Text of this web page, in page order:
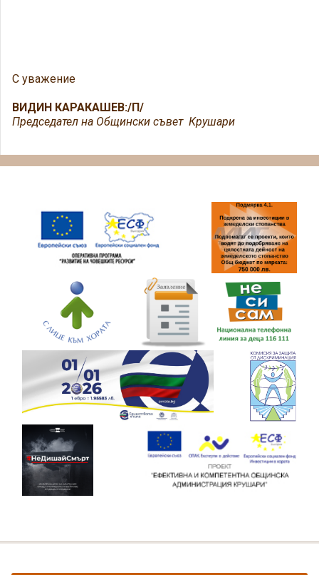
С уважение
ВИДИН КАРАКАШЕВ:/П/
Председател на Общински съвет Крушари